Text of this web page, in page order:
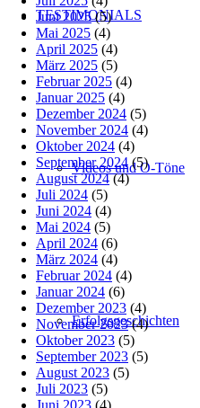
TESTIMONIALS
Videos und O-Töne
Erfolgsgeschichten
Juni 2025(5)
Mai 2025 (4)
April 2025 (4)
März 2025 (5)
Februar 2025 (4)
Januar 2025 (4)
Dezember 2024 (5)
November 2024 (4)
Oktober 2024 (4)
September 2024(5)
August 2024(4)
Juli 2024 (5)
Juni 2024 (4)
Mai 2024 (5)
April 2024 (6)
März 2024 (4)
Februar 2024 (4)
Januar 2024 (6)
Dezember 2023 (4)
November 2023(4)
Oktober 2023 (5)
September 2023 (5)
August 2023 (5)
Juli 2023 (5)
Juni 2023 (4)